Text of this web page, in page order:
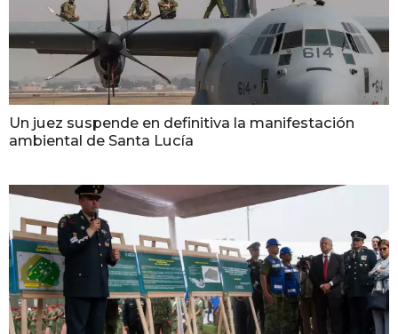
Un juez suspende en definitiva la manifestación
ambiental de Santa Lucía